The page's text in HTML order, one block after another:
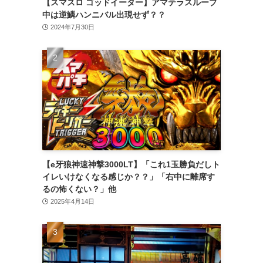
【スマスロ ゴッドイーター】アマテラスループ
中は逆鱗ハンニバル出現せず？？
2024年7月30日
【e牙狼神速神撃3000LT】「これ1玉勝負だしト
イレいけなくなる感じか？？」「右中に離席す
るの怖くない？」他
2025年4月14日